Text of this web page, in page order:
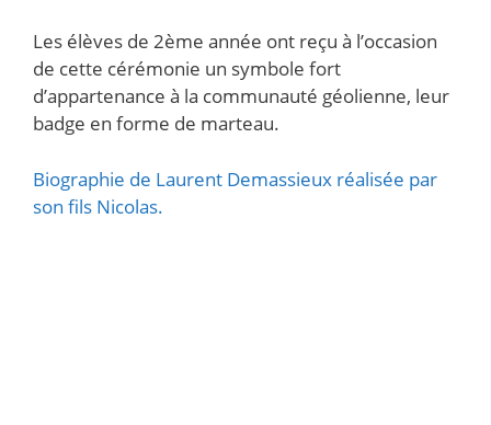
Les élèves de 2ème année ont reçu à l’occasion
de cette cérémonie un symbole fort
d’appartenance à la communauté géolienne, leur
badge en forme de marteau.
Biographie de Laurent Demassieux réalisée par
son fils Nicolas.